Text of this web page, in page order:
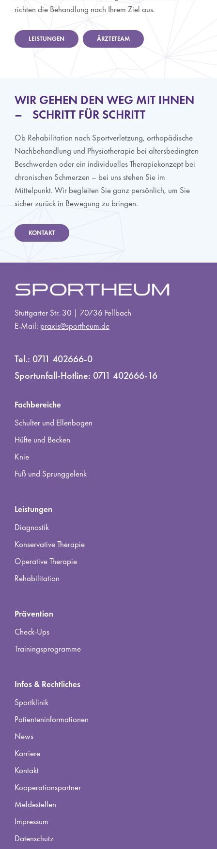
richten die Behandlung nach Ihrem Ziel aus.
LEISTUNGEN ÄRZTETEAM
WIR GEHEN DEN WEG MIT IHNEN
– SCHRITT FÜR SCHRITT
Ob Rehabilitation nach Sportverletzung, orthopädische
Nachbehandlung und Physiotherapie bei altersbedingten
Beschwerden oder ein individuelles Therapiekonzept bei
chronischen Schmerzen – bei uns stehen Sie im
Mittelpunkt. Wir begleiten Sie ganz persönlich, um Sie
sicher zurück in Bewegung zu bringen.
KONTAKT
Stuttgarter Str. 30 | 70736 Fellbach
E-Mail: praxis@sportheum.de
Tel.: 0711 402666-0
Sportunfall-Hotline: 0711 402666-16
Fachbereiche
Schulter und Ellenbogen
Hüfte und Becken
Knie
Fuß und Sprunggelenk
Leistungen
Diagnostik
Konservative Therapie
Operative Therapie
Rehabilitation
Prävention
Check-Ups
Trainingsprogramme
Infos & Rechtliches
Sportklinik
Patienteninformationen
News
Karriere
Kontakt
Kooperationspartner
Meldestellen
Impressum
Datenschutz